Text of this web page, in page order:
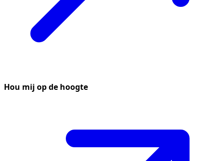
Hou mij op de hoogte